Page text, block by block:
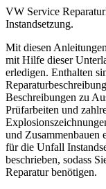
VW Service
Instandsetzung.
Mit diesen
mit Hilfe dieser
erledigen. Enthalten
Beschreibungen zu
Prüfarbeiten und
und Zusammenbauen
für die Unfall
beschrieben, sodass
Reparatur benötigen.